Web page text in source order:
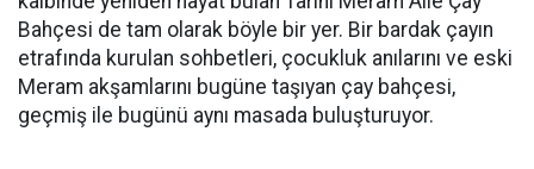
Bahçesi de tam olarak böyle bir yer. Bir bardak çayın
etrafında kurulan sohbetleri, çocukluk anılarını ve eski
Meram akşamlarını bugüne taşıyan çay bahçesi,
geçmiş ile bugünü aynı masada buluşturuyor.